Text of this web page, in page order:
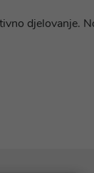
djelovanje.